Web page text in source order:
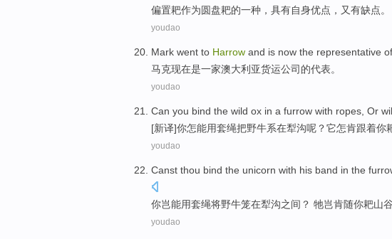
偏置耙作为圆盘耙的一种 ， 具有自身优点 ，又有缺点。
youdao
Mark went to Harrow and is now the representative of
马克现在是一家澳大利亚货运公司 的代表。
youdao
Can you bind the wild ox in a furrow with ropes , Or
[新译]你怎能用套绳把野牛系在犁沟呢？它怎肯跟着你
youdao
Canst thou bind the unicorn with his band in the
你岂能用套绳将野牛笼在犁沟之间？ 牠岂肯随你耙山谷
youdao